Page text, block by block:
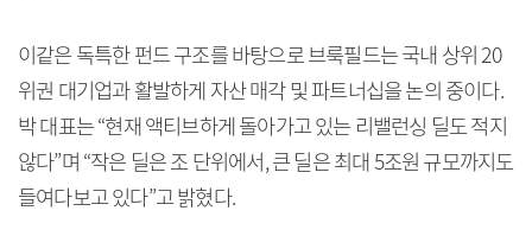
이같은 독특한 펀드 구조를 바탕으로 브룩필드는 국내 상위 20
위권 대기업과 활발하게 자산 매각 및 파트너십을 논의 중이다.
박 대표는 “현재 액티브하게 돌아가고 있는 리밸런싱 딜도 적지
않다”며 “작은 딜은 조 단위에서, 큰 딜은 최대 5조원 규모까지도
들여다보고 있다”고 밝혔다.